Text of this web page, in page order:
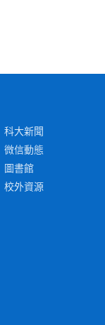
科大新聞
微信動態
圖書館
校外資源